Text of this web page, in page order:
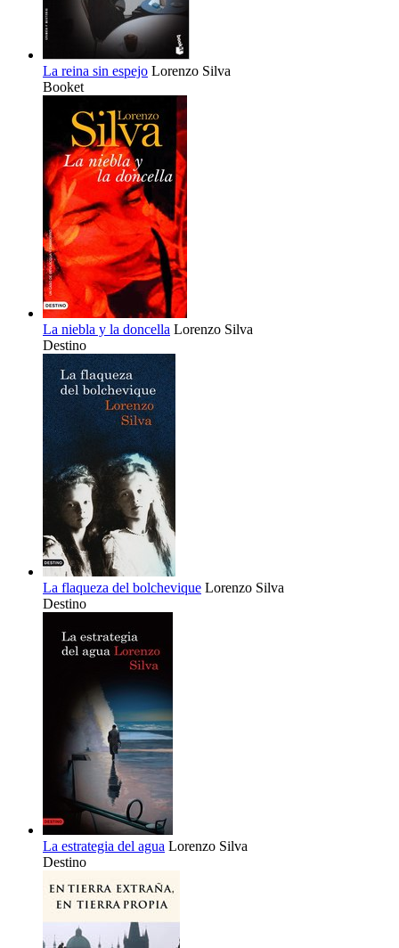
La reina sin espejo Lorenzo Silva
Booket
La niebla y la doncella Lorenzo Silva
Destino
La flaqueza del bolchevique Lorenzo Silva
Destino
La estrategia del agua Lorenzo Silva
Destino